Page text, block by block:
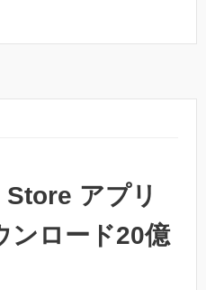
Store アプリ
ンロード20億